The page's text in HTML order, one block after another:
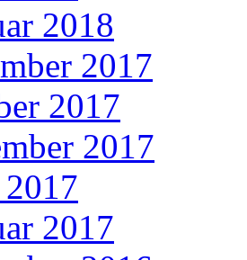
2018
2017
2017
2017
2017